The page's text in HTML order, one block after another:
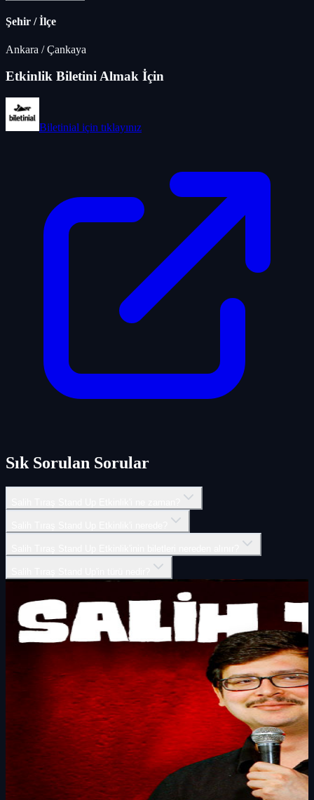
Şehir / İlçe
Ankara /Çankaya
Etkinlik Biletini Almak İçin
Biletinial için tıklayınız
Sık Sorulan Sorular